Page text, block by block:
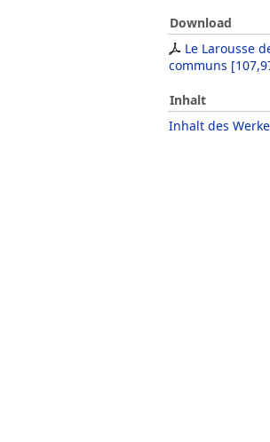
Download
Le Larousse
communs [
Inhalt
Inhalt des